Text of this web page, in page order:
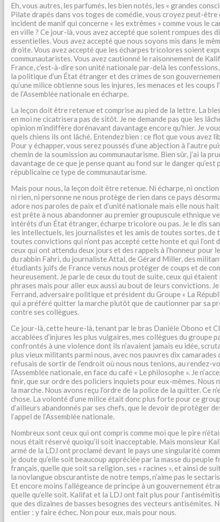
Eh, vous autres, les parfumés, les bien notés, les « grandes
Pilate drapés dans vos toges de comédie, vous croyez peut-être
incident de manif qui concerne « les extrêmes » comme vous le
en ville ? Ce jour-là, vous avez accepté que soient rompues des
essentielles. Vous avez accepté que nous soyons mis dans le
droite. Vous avez accepté que les écharpes tricolores soient
communautaristes. Vous avez cautionné le raisonnement de
France, c’est-à-dire son unité nationale par-delà les
la politique d’un État étranger et des crimes de son
qu’une milice obtienne sous les injures, les menaces et les coups
de l’Assemblée nationale en écharpe.
La leçon doit être retenue et comprise au pied de la lettre. La
en moi ne cicatrisera pas de sitôt. Je ne demande pas que les
opinion m’indiffère dorénavant davantage encore qu’hier. Je
quels chiens ils ont lâché. Entendez bien : ce flot que vous avez
Pour y échapper, vous serez poussés d’une abjection à l’autre
chemin de la soumission au communautarisme. Bien sûr, j’ai la
davantage de ce que je pense quant au fond sur le danger qu’est
républicaine ce type de communautarisme.
Mais pour nous, la leçon doit être retenue. Ni écharpe, ni
ni rien, ni personne ne nous protège de rien dans ce pays
adore nos paroles de paix et d’unité nationale mais elle nous
est prête à nous abandonner au premier groupuscule ethnique
intérêts d’un État étranger, écharpe tricolore ou pas. Je le dis
les intellectuels, les journalistes et les amis de toutes sortes,
toutes convictions qui n’ont pas accepté cette honte et qui l’ont
ceux qui ont attendu deux jours et des rappels à l’honneur pour
du rabbin Fahri, du journaliste Attal, de Gérard Miller, des
étudiants juifs de France venus nous protéger de coups et de
heureusement. Je parle de ceux du tout de suite, ceux qui
phrases mais pour aller eux aussi au bout de leurs convictions.
Ferrand, adversaire politique et président du Groupe « La
qui a préféré quitter la marche plutôt que de cautionner par sa
contre ses collègues.
Ce jour-là, cette heure-là, tenant par le bras Danièle Obono et
accablées d’injures les plus vulgaires, mes collègues du groupe
confrontés à une violence dont ils n’avaient jamais eu idée,
plus vieux militants parmi nous, avec nos pauvres dix camarades
refusais de sortir de l’endroit où nous nous tenions, au rendez-
l’Assemblée nationale, en face du café « Le philosophe ». Je
finir, que sur ordre des policiers inquiets pour eux-mêmes. Nous
la marche. Nous avons reçu l’ordre de la police de la quitter. Ce
chose. La volonté d’une milice était donc plus forte pour ce
d’ailleurs abandonnés par ses chefs, que le devoir de protéger
l’appel de l’Assemblée nationale.
Nombreux sont ceux qui ont compris comme moi que le pire
nous était réservé quoiqu’il soit inacceptable. Mais monsieur
armé de la LDJ ont proclamé devant le pays une singularité
je doute qu’elle soit beaucoup appréciée par la masse du peuple
français, quelle que soit sa religion, ses « racines », et ainsi de
la novlangue obscurantiste de notre temps, n’aime pas le
Et encore moins l’allégeance de principe à un gouvernement
quelle qu’elle soit. Kalifat et la LDJ ont fait plus pour
que des dizaines de basses besognes des vecteurs antisémites.
entier : y faire échec. Non pour eux, mais pour nous.